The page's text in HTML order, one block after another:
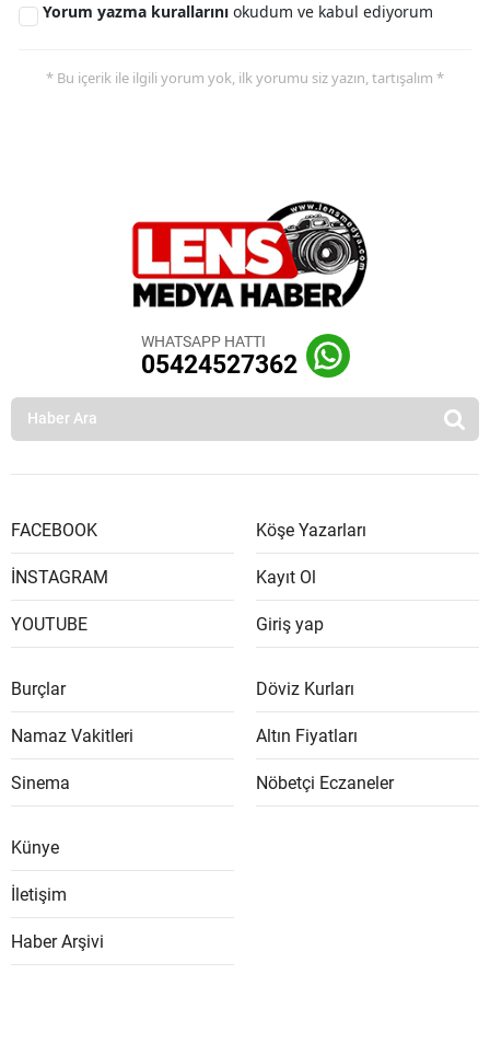
Yorum yazma kurallarını okudum ve kabul ediyorum
* Bu içerik ile ilgili yorum yok, ilk yorumu siz yazın, tartışalım *
WHATSAPP HATTI
05424527362
FACEBOOK
İNSTAGRAM
YOUTUBE
Köşe Yazarları
Kayıt Ol
Giriş yap
Burçlar
Namaz Vakitleri
Sinema
Döviz Kurları
Altın Fiyatları
Nöbetçi Eczaneler
Künye
İletişim
Haber Arşivi